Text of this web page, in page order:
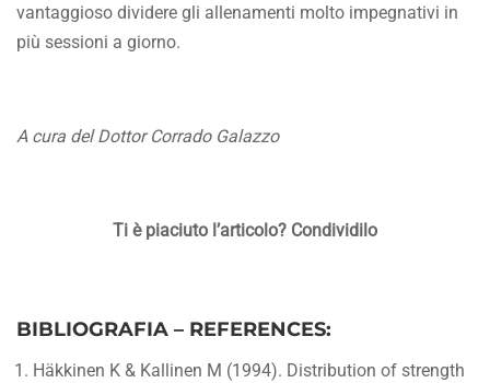
vantaggioso dividere gli allenamenti molto impegnativi in
più sessioni a giorno.
A cura del Dottor Corrado Galazzo
Ti è piaciuto l’articolo? Condividilo
BIBLIOGRAFIA – REFERENCES:
Häkkinen K & Kallinen M (1994). Distribution of strength